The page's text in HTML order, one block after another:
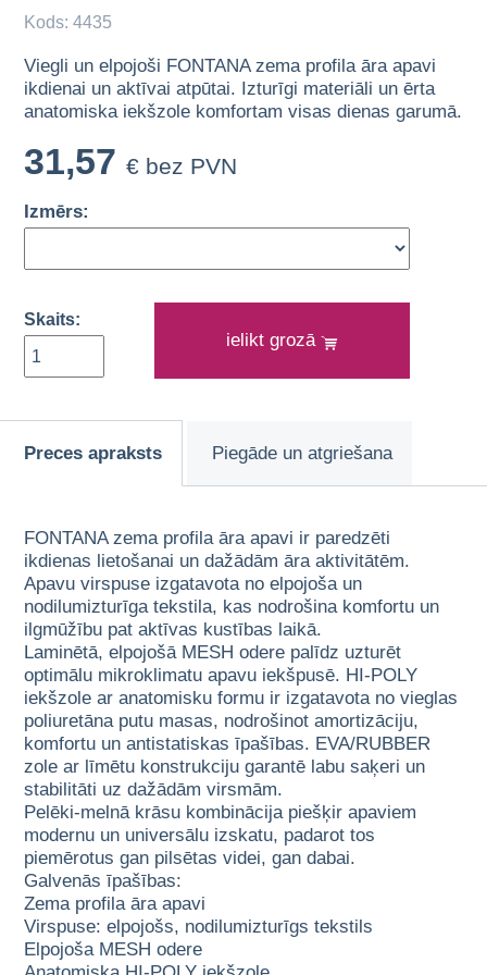
Kods: 4435
Viegli un elpojoši FONTANA zema profila āra apavi
ikdienai un aktīvai atpūtai. Izturīgi materiāli un ērta
anatomiska iekšzole komfortam visas dienas garumā.
31,57 € bez PVN
Izmērs:
Skaits:
ielikt grozā
Preces apraksts Piegāde un atgriešana
FONTANA zema profila āra apavi ir paredzēti
ikdienas lietošanai un dažādām āra aktivitātēm.
Apavu virspuse izgatavota no elpojoša un
nodilumizturīga tekstila, kas nodrošina komfortu un
ilgmūžību pat aktīvas kustības laikā.
Laminētā, elpojošā MESH odere palīdz uzturēt
optimālu mikroklimatu apavu iekšpusē. HI-POLY
iekšzole ar anatomisku formu ir izgatavota no vieglas
poliuretāna putu masas, nodrošinot amortizāciju,
komfortu un antistatiskas īpašības. EVA/RUBBER
zole ar līmētu konstrukciju garantē labu saķeri un
stabilitāti uz dažādām virsmām.
Pelēki-melnā krāsu kombinācija piešķir apaviem
modernu un universālu izskatu, padarot tos
piemērotus gan pilsētas videi, gan dabai.
Galvenās īpašības:
Zema profila āra apavi
Virspuse: elpojošs, nodilumizturīgs tekstils
Elpojoša MESH odere